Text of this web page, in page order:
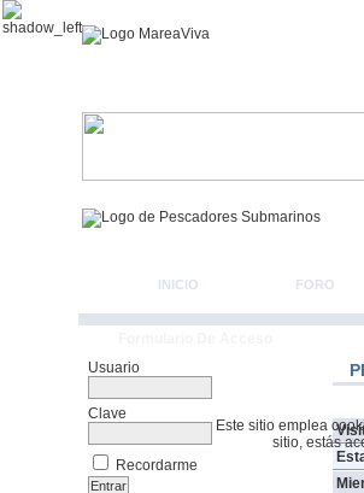
Este sitio emplea
sitio, estás
INICIO FORO
Usuario
Clave
Recordarme